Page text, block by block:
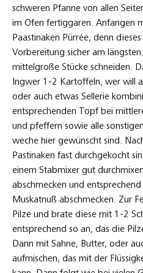
schweren Pfanne von allen
im Ofen fertiggaren. Anfangen
Paastinaken Pürrée, denn
Vorbereitung sicher am
mittelgroße Stücke schneiden.
Ingwer 1-2 Kartoffeln, wer will
oder auch etwas Sellerie
entsprechenden Topf bei
und pfeffern sowie alle
weche hier gewünscht sind.
Pastinaken fast durchgekocht
einem Stabmixer gut
abschmecken und
Muskatnuß abschmecken. Zur
Pilze und brate diese mit 1-2
entsprechend so an, das die
Dann mit Sahne, Butter, oder
aufmischen, das mit der